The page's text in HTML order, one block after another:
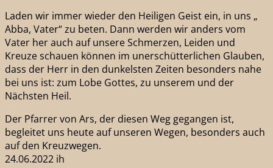
Laden wir immer wieder den Heiligen Geist ein, in uns „
Abba, Vater“ zu beten. Dann werden wir anders vom
Vater her auch auf unsere Schmerzen, Leiden und
Kreuze schauen können im unerschütterlichen Glauben,
dass der Herr in den dunkelsten Zeiten besonders nahe
bei uns ist: zum Lobe Gottes, zu unserem und der
Nächsten Heil.
Der Pfarrer von Ars, der diesen Weg gegangen ist,
begleitet uns heute auf unseren Wegen, besonders auch
auf den Kreuzwegen.
24.06.2022 ih